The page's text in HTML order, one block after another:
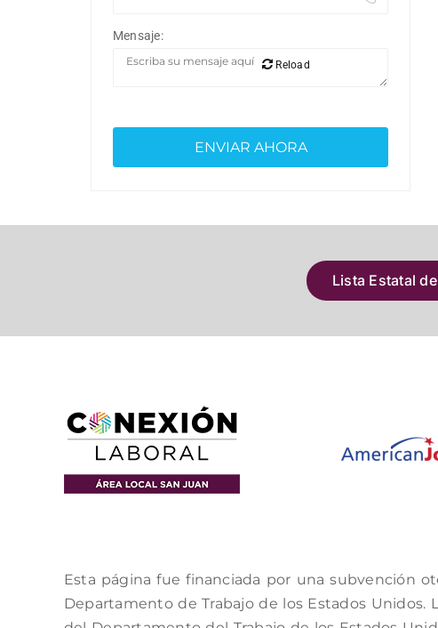
Mensaje:
Reload
Lista Estatal
Esta página fue financiada por una subvención
Departamento de Trabajo de los Estados